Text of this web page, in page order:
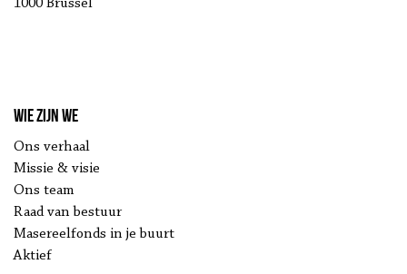
1000 Brussel
Wie zijn we
Ons verhaal
Missie & visie
Ons team
Raad van bestuur
Masereelfonds in je buurt
Aktief